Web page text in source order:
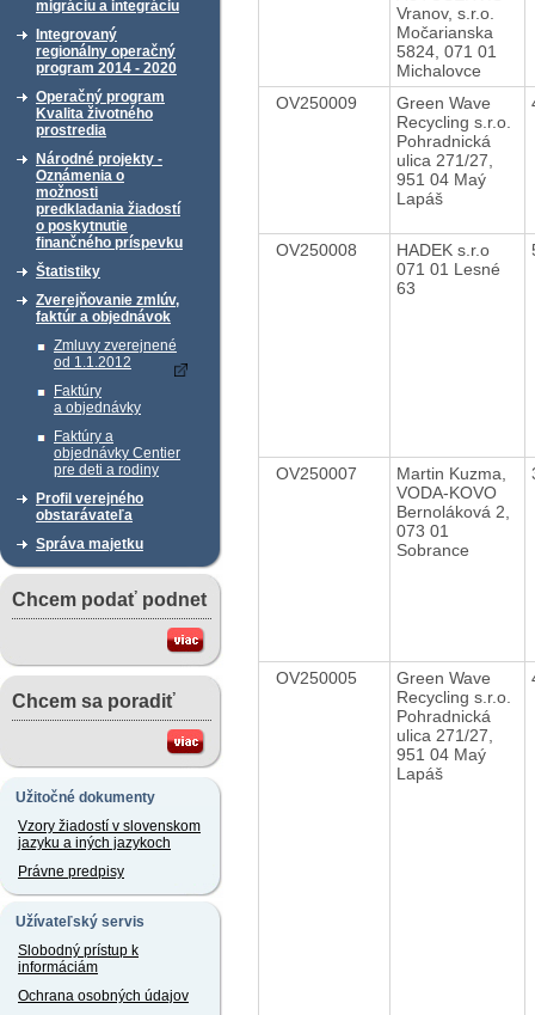
migráciu a integráciu
Integrovaný
regionálny operačný
program 2014 - 2020
Operačný program
Kvalita životného
prostredia
Národné projekty -
Oznámenia o
možnosti
predkladania žiadostí
o poskytnutie
finančného príspevku
Štatistiky
Zverejňovanie zmlúv,
faktúr a objednávok
Zmluvy zverejnené
od 1.1.2012
Faktúry
a objednávky
Faktúry a
objednávky Centier
pre deti a rodiny
Profil verejného
obstarávateľa
Správa majetku
Chcem podať podnet
Chcem sa poradiť
Užitočné dokumenty
Vzory žiadostí v slovenskom
jazyku a iných jazykoch
Právne predpisy
Užívateľský servis
Slobodný prístup k
informáciám
Ochrana osobných údajov
Vranov, s.r.o.
Močarianska
5824, 071 01
Michalovce
OV250009
Green Wave
Recycling s.r.o.
Pohradnická
ulica 271/27,
951 04 Maý
Lapáš
OV250008
HADEK s.r.o
071 01 Lesné
63
OV250007
Martin Kuzma,
VODA-KOVO
Bernoláková 2,
073 01
Sobrance
OV250005
Green Wave
Recycling s.r.o.
Pohradnická
ulica 271/27,
951 04 Maý
Lapáš